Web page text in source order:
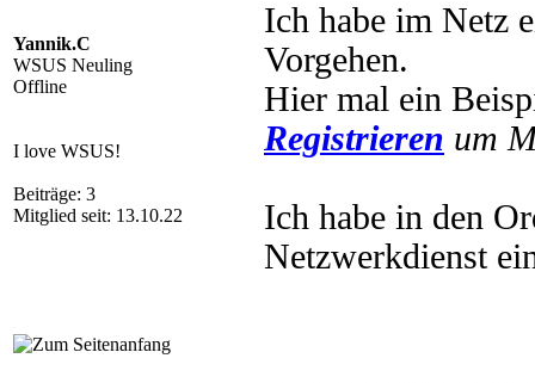
Yannik.C
WSUS Neuling
Offline
I love WSUS!
Beiträge: 3
Mitglied seit: 13.10.22
Ich habe im Netz
Vorgehen.
Hier mal ein
Registrieren um
Ich habe in den
Netzwerkdienst